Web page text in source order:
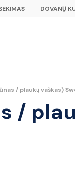
DOVANŲ
/ plaukų vaškas)
/